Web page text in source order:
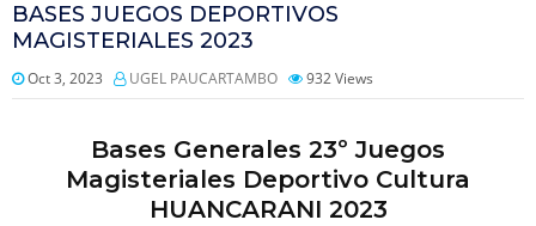
BASES JUEGOS DEPORTIVOS
MAGISTERIALES 2023
Oct 3, 2023 UGEL PAUCARTAMBO 932Views
Bases Generales 23º Juegos
Magisteriales Deportivo Cultura
HUANCARANI 2023